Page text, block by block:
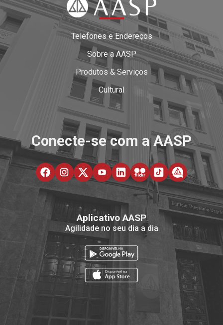
Telefones e Endereços
Sobre a AASP
Produtos & Serviços
Cultural
Conecte-se com a AASP
Aplicativo AASP
Agilidade no seu dia a dia